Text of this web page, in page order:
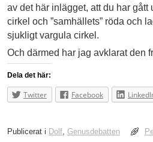
av det här inlägget, att du har gått
cirkel och ”samhällets” röda och
sjukligt vargula cirkel.
Och därmed har jag avklarat den
Dela det här:
Twitter Facebook
Publicerat i Dolf, Genusdebatten